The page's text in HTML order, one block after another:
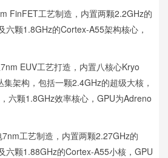
FinFET工艺制造，内置两颗2.2GHz的
六颗1.8GHz的Cortex-A55架构核心，
EUV工艺打造，内置八核心Kryo
架构，包括一颗2.4GHz的超级大核，
六颗1.8GHz效率核心，GPU为Adreno
工艺制造，内置两颗2.27GHz的
六颗1.88GHz的Cortex-A55小核，GPU